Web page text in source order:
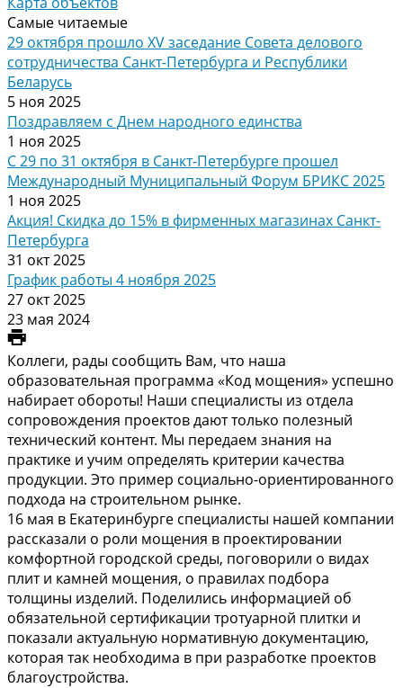
Самые читаемые
29 октября прошло XV заседание Совета делового
сотрудничества Санкт-Петербурга и Республики
Беларусь
5 ноя 2025
Поздравляем с Днем народного единства
1 ноя 2025
С 29 по 31 октября в Санкт-Петербурге прошел
Международный Муниципальный Форум БРИКС 2025
1 ноя 2025
Акция! Скидка до 15% в фирменных магазинах Санкт-
Петербурга
31 окт 2025
График работы 4 ноября 2025
27 окт 2025
23 мая 2024
Коллеги, рады сообщить Вам, что наша
образовательная программа «Код мощения» успешно
набирает обороты! Наши специалисты из отдела
сопровождения проектов дают только полезный
технический контент. Мы передаем знания на
практике и учим определять критерии качества
продукции. Это пример социально-ориентированного
подхода на строительном рынке.
16 мая в Екатеринбурге специалисты нашей компании
рассказали о роли мощения в проектировании
комфортной городской среды, поговорили о видах
плит и камней мощения, о правилах подбора
толщины изделий. Поделились информацией об
обязательной сертификации тротуарной плитки и
показали актуальную нормативную документацию,
которая так необходима в при разработке проектов
благоустройства.